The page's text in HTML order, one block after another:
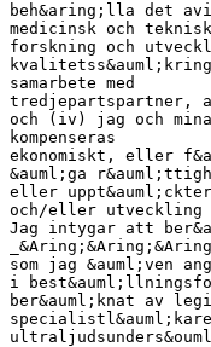
beh&aring;lla det
medicinsk och
forskning och
samarbete med
tredjepartspartner,
och (iv) jag och
kompenseras
ekonomiskt, eller
&auml;ga
eller
och/eller
Jag intygar att
som jag &auml;ven
i
ber&auml;knat av